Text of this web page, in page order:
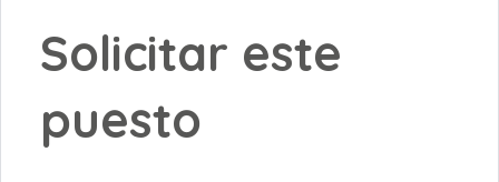
Solicitar este
puesto